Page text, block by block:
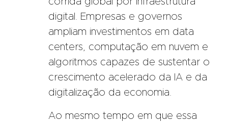
digital. Empresas e governos
ampliam investimentos em data
centers, computação em nuvem e
algoritmos capazes de sustentar o
crescimento acelerado da IA e da
digitalização da economia.
Ao mesmo tempo em que essa